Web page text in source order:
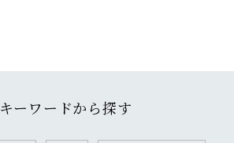
キーワードから探す